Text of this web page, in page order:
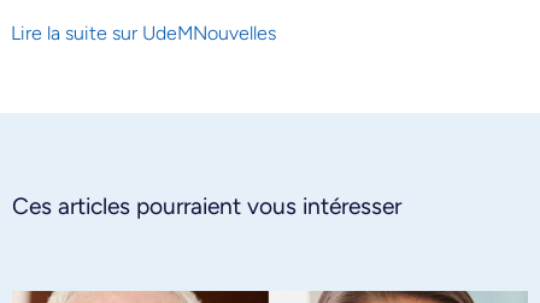
Lire la suite sur UdeMNouvelles
Ces articles pourraient vous intéresser